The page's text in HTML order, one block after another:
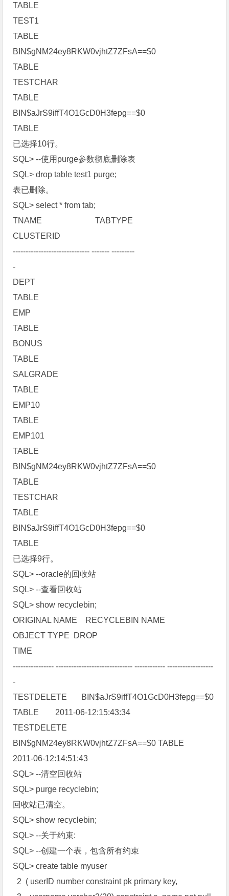
TABLE
TEST1
TABLE
BIN$gNM24ey8RKW0vjhtZ7ZFsA==$0
TABLE
TESTCHAR
TABLE
BIN$aJrS9iffT4O1GcD0H3fepg==$0
TABLE
已选择10行。
SQL> --使用purge参数彻底删除表
SQL> drop table test1 purge;
表已删除。
SQL> select * from tab;
TNAME TABTYPE
CLUSTERID
------------------------------ ------- ---------
-
DEPT
TABLE
EMP
TABLE
BONUS
TABLE
SALGRADE
TABLE
EMP10
TABLE
EMP101
TABLE
BIN$gNM24ey8RKW0vjhtZ7ZFsA==$0
TABLE
TESTCHAR
TABLE
BIN$aJrS9iffT4O1GcD0H3fepg==$0
TABLE
已选择9行。
SQL> --oracle的回收站
SQL> --查看回收站
SQL> show recyclebin;
ORIGINAL NAME RECYCLEBIN NAME
OBJECT TYPE DROP
TIME
---------------- ------------------------------ ------------ ------------------
-
TESTDELETE BIN$aJrS9iffT4O1GcD0H3fepg==$0
TABLE 2011-06-12:15:43:34
TESTDELETE
BIN$gNM24ey8RKW0vjhtZ7ZFsA==$0 TABLE
2011-06-12:14:51:43
SQL> --清空回收站
SQL> purge recyclebin;
回收站已清空。
SQL> show recyclebin;
SQL> --关于约束:
SQL> --创建一个表，包含所有约束
SQL> create table myuser
2 ( userID number constraint pk primary key,